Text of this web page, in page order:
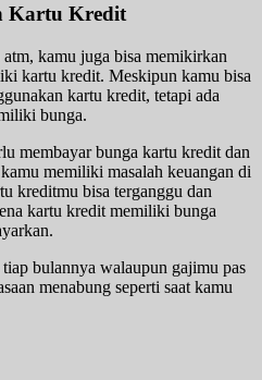
Kartu Kredit
kamu juga bisa memikirkan
kartu kredit. Meskipun kamu bisa
kartu kredit, tetapi ada
bunga.
membayar bunga kartu kredit dan
memiliki masalah keuangan di
kreditmu bisa terganggu dan
kartu kredit memiliki bunga
bulannya walaupun gajimu pas
menabung seperti saat kamu